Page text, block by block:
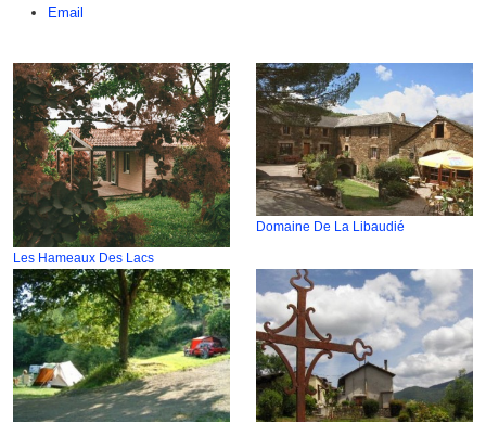
Email
Les Hameaux Des Lacs
Domaine De La Libaudié